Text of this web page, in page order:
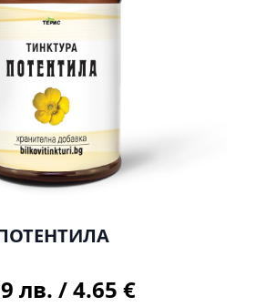
лв. /4.65 €